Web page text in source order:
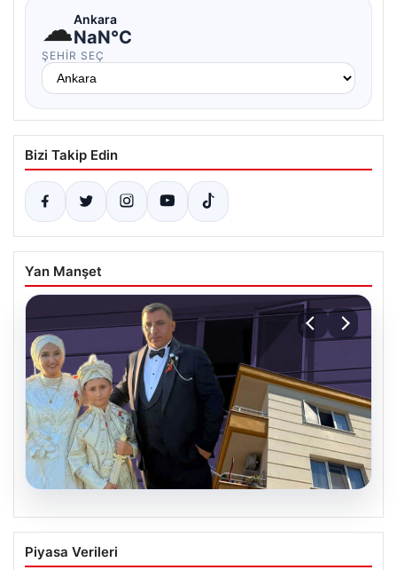
☁Ankara
NaN°C
ŞEHIR SEÇ
Bizi Takip Edin
Yan Manşet
06.08.2026
Çanakkale’de böcek ilaçlaması felakete
dönüştü. Yusuf öldü, annesi yoğun
Piyasa Verileri